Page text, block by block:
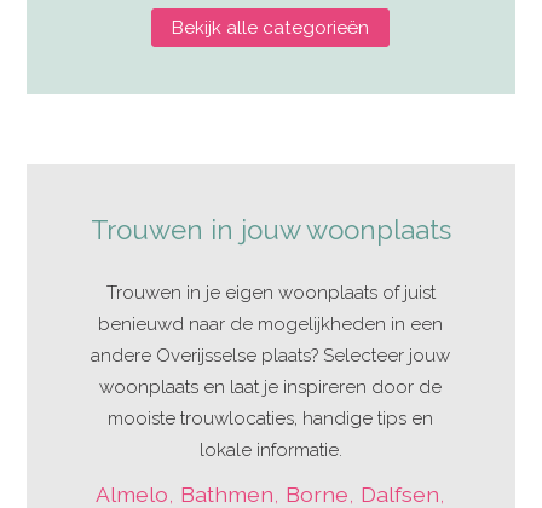
Bekijk alle categorieën
Trouwen in jouw woonplaats
Trouwen in je eigen woonplaats of juist
benieuwd naar de mogelijkheden in een
andere Overijsselse plaats? Selecteer jouw
woonplaats en laat je inspireren door de
mooiste trouwlocaties, handige tips en
lokale informatie.
Almelo Bathmen Borne Dalfsen